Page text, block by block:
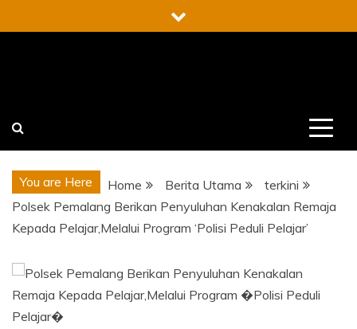
to
You are Here Home Berita Utama
terkini
Polsek Pemalang Berikan Penyuluhan Kenakalan Remaja
Kepada Pelajar,Melalui Program ‘Polisi Peduli Pelajar’